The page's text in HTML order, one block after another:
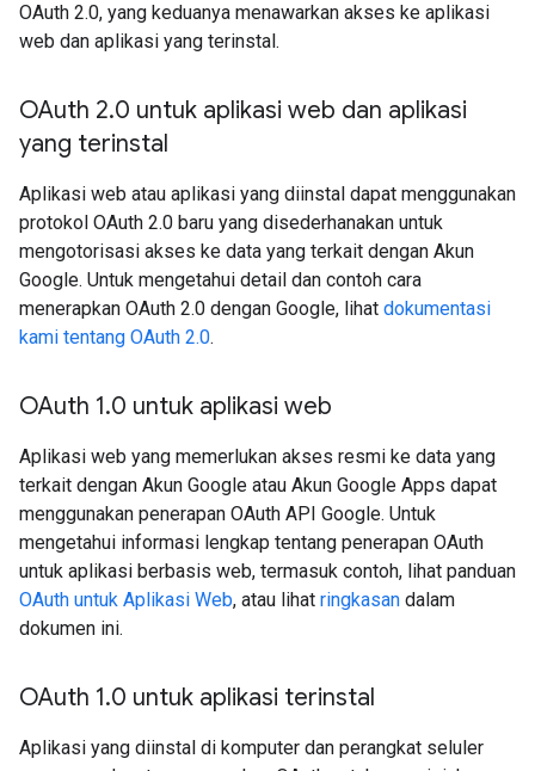
OAuth 2.0, yang keduanya menawarkan akses ke aplikasi
web dan aplikasi yang terinstal.
OAuth 2.0 untuk aplikasi web dan aplikasi
yang terinstal
Aplikasi web atau aplikasi yang diinstal dapat menggunakan
protokol OAuth 2.0 baru yang disederhanakan untuk
mengotorisasi akses ke data yang terkait dengan Akun
Google. Untuk mengetahui detail dan contoh cara
menerapkan OAuth 2.0 dengan Google, lihat dokumentasi
kami tentang OAuth 2.0.
OAuth 1.0 untuk aplikasi web
Aplikasi web yang memerlukan akses resmi ke data yang
terkait dengan Akun Google atau Akun Google Apps dapat
menggunakan penerapan OAuth API Google. Untuk
mengetahui informasi lengkap tentang penerapan OAuth
untuk aplikasi berbasis web, termasuk contoh, lihat panduan
OAuth untuk Aplikasi Web, atau lihat ringkasan dalam
dokumen ini.
OAuth 1.0 untuk aplikasi terinstal
Aplikasi yang diinstal di komputer dan perangkat seluler